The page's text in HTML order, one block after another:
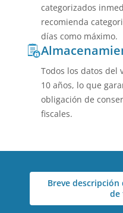
categorizados
recomienda
días como máximo.
Todos los datos del
10 años, lo que
obligación de
fiscales.
Breve
de